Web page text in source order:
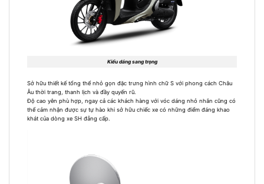
Kiểu dáng sang trọng
Sở hữu thiết kế tổng thể nhỏ gọn đặc trưng hình chữ S với phong cách Châu
Âu thời trang, thanh lịch và đầy quyến rũ.
Độ cao yên phù hợp, ngay cả các khách hàng với vóc dáng nhỏ nhắn cũng có
thể cảm nhận được sự tự hào khi sở hữu chiếc xe có những điểm đáng khao
khát của dòng xe SH đẳng cấp.